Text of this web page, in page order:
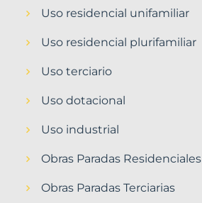
Uso residencial unifamiliar
Uso residencial plurifamiliar
Uso terciario
Uso dotacional
Uso industrial
Obras Paradas Residenciales
Obras Paradas Terciarias